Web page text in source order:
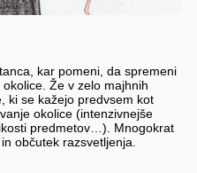
kar pomeni, da spremeni
Že v zelo majhnih
ki se kažejo predvsem kot
okolice (intenzivnejše
predmetov…). Mnogokrat
občutek razsvetljenja.